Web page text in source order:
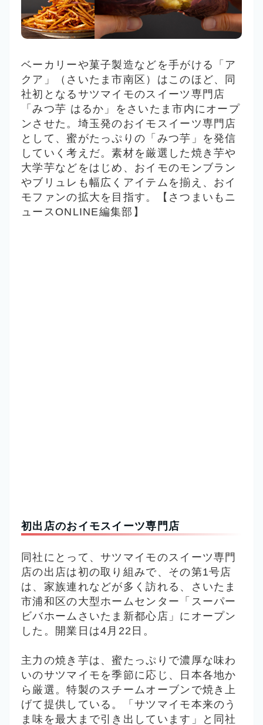
ベーカリーや菓子製造などを手がける「ア
クア」（さいたま市南区）はこのほど、同
社初となるサツマイモのスイーツ専門店
「みつ芋 はるか」
をさいたま市内にオープ
ンさせた。埼玉発のおイモスイーツ専門店
として、蜜がたっぷりの「みつ芋」を発信
していく考えだ。素材を厳選した焼き芋や
大学芋などをはじめ、おイモのモンブラン
やブリュレも幅広くアイテムを揃え、おイ
モファンの拡大を目指す。【さつまいもニ
ュースONLINE編集部】
初出店のおイモスイーツ専門店
同社にとって、サツマイモのスイーツ専門
店の出店は初の取り組みで、その第1号店
は、家族連れなどが多く訪れる、さいたま
市浦和区の大型ホームセンター「 スーパー
ビバホームさいたま新都心店 」にオープン
した。開業日は4月22日。
主力の焼き芋は、蜜たっぷりで濃厚な味わ
いのサツマイモを季節に応じ、日本各地か
ら厳選。特製のスチームオーブンで焼き上
げて提供している。
「サツマイモ本来のう
ま味を最大まで引き出しています」と同社